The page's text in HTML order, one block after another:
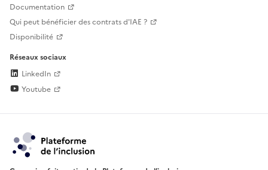
Documentation
Qui peut bénéficier des contrats d'IAE ?
Disponibilité
Réseaux sociaux
LinkedIn
Youtube